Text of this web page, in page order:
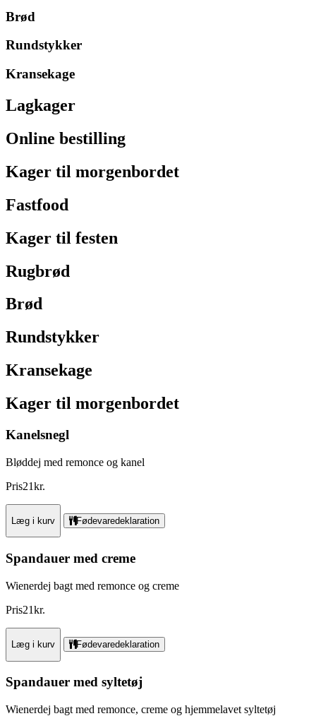
Brød
Rundstykker
Kransekage
Lagkager
Online bestilling
Kager til morgenbordet
Fastfood
Kager til festen
Rugbrød
Brød
Rundstykker
Kransekage
Kager til morgenbordet
Kanelsnegl
Bløddej med remonce og kanel
Pris21kr.
Læg i kurv Fødevaredeklaration
Spandauer med creme
Wienerdej bagt med remonce og creme
Pris21kr.
Læg i kurv Fødevaredeklaration
Spandauer med syltetøj
Wienerdej bagt med remonce, creme og hjemmelavet syltetøj